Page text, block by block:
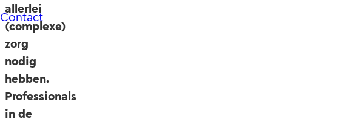
Contact
allerlei
(complexe)
zorg
nodig
hebben.
Professionals
in de